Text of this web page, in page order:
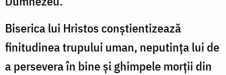
Biserica lui Hristos conştientizează
finitudinea trupului uman, neputinţa lui de
a persevera în bine şi ghimpele morţii din